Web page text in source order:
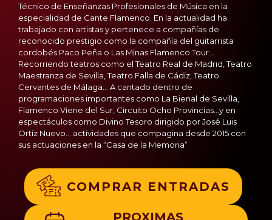
Técnico de Enseñanzas Profesionales de Música en la
especialidad de Cante Flamenco. En la actualidad ha
trabajado con artistas y pertenece a compañías de
reconocido prestigio como la compañía del guitarrista
cordobés Paco Peña o Las Minas Flamenco Tour…
Recorriendo teatros como el Teatro Real de Madrid, Teatro
Maestranza de Sevilla, Teatro Falla de Cádiz, Teatro
Cervantes de Málaga… A cantado dentro de
programaciones importantes como La Bienal de Sevilla,
Flamenco Viene del Sur, Circuito Ocho Provincias…y en
espectáculos como Divino Tesoro dirigido por José Luis
Ortiz Nuevo… actividades que compagina desde 2015 con
sus actuaciones en la “Casa de la Memoria”
COMPRAR ENTRADAS